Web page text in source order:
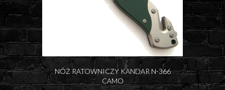
NÓŻ RATOWNICZY KANDAR N-366
CAMO